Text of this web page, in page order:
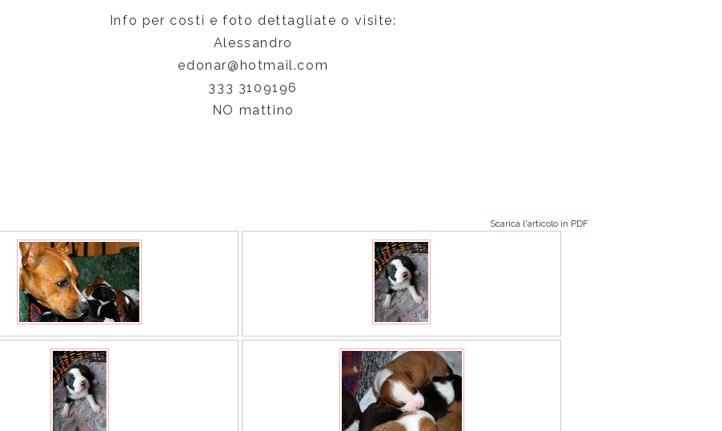
Info per costi e foto dettagliate o visite:
Alessandro
edonar@hotmail.com
333 3109196
NO mattino
Scarica l'articolo in PDF